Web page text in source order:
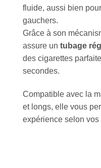
fluide, aussi bien
gauchers.
Grâce à son
assure un tubage
des cigarettes
secondes.
Compatible avec la
et longs, elle vous
expérience selon vos